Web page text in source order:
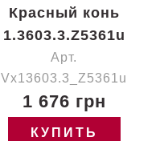
Красный конь
1.3603.3.Z5361u
Арт.
Vx13603.3_Z5361u
1 676 грн
КУПИТЬ